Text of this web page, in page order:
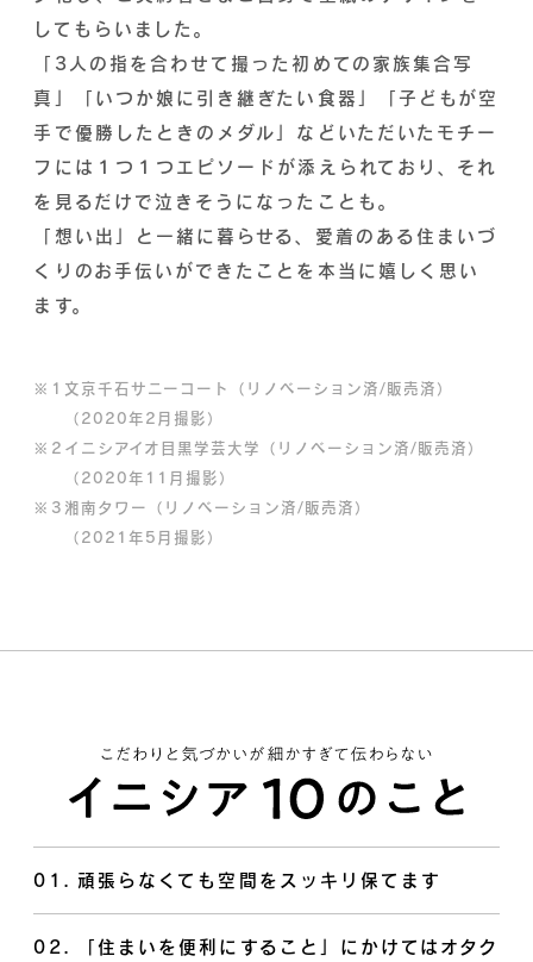
してもらいました。
「3人の指を合わせて撮った初めての家族集合写
真」「いつか娘に引き継ぎたい食器」「子どもが空
手で優勝したときのメダル」などいただいたモチー
フには１つ１つエピソードが添えられており、それ
を見るだけで泣きそうになったことも。
「想い出」と一緒に暮らせる、愛着のある住まいづ
くりのお手伝いができたことを本当に嬉しく思い
ます。
※ 1 文京千石サニーコート（リノベーション済/販売済）
（2020年2月撮影）
※ 2 イニシアイオ目黒学芸大学（リノベーション済/販売済）
（2020年11月撮影）
※ 3 湘南タワー（リノベーション済/販売済）
（2021年5月撮影）
01 . 頑張らなくても空間をスッキリ保てます
02
「住まいを便利にすること」にかけてはオタク